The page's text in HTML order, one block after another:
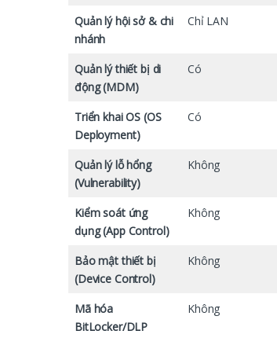
Quản lý hội sở & chi
nhánh
Chỉ LAN
Quản lý thiết bị di
động (MDM)
Có
Triển khai OS (OS
Deployment)
Có
Quản lý lỗ hổng
(Vulnerability)
Không
Kiểm soát ứng
dụng (App Control)
Không
Bảo mật thiết bị
(Device Control)
Không
Mã hóa
BitLocker/DLP
Không